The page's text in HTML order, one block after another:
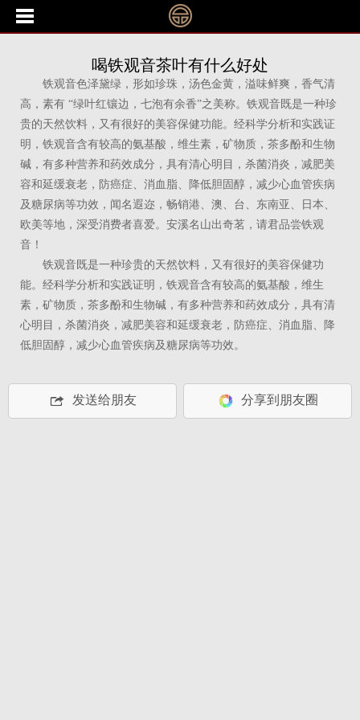
喝铁观音茶叶有什么好处
铁观音色泽黛绿，形如珍珠，汤色金黄，溢味鲜爽，香气清
高，素有 “绿叶红镶边，七泡有余香”之美称。铁观音既是一种珍
贵的天然饮料，又有很好的美容保健功能。经科学分析和实践证
明，铁观音含有较高的氨基酸，维生素，矿物质，茶多酚和生物
碱，有多种营养和药效成分，具有清心明目，杀菌消炎，减肥美
容和延缓衰老，防癌症、消血脂、降低胆固醇，减少心血管疾病
及糖尿病等功效，闻名遐迩，畅销港、澳、台、东南亚、日本、
欧美等地，深受消费者喜爱。安溪名山出奇茗，请君品尝铁观
音！
铁观音既是一种珍贵的天然饮料，又有很好的美容保健功
能。经科学分析和实践证明，铁观音含有较高的氨基酸，维生
素，矿物质，茶多酚和生物碱，有多种营养和药效成分，具有清
心明目，杀菌消炎，减肥美容和延缓衰老，防癌症、消血脂、降
低胆固醇，减少心血管疾病及糖尿病等功效。
发送给朋友 分享到朋友圈